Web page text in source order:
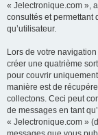
« Jelectronique.com »,
consultés et permettant
qu’utilisateur.
Lors de votre
créer une quatrième
pour couvrir
manière est de
collectons. Ceci peut
de messages en tant
« Jelectronique.com »